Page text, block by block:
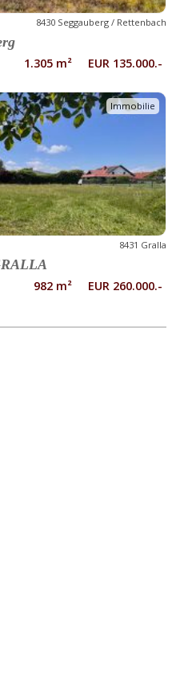
8430 Seggauberg / Rettenbach
1.305 m² EUR 135.000.-
Immobilie
8431 Gralla
982 m² EUR 260.000.-